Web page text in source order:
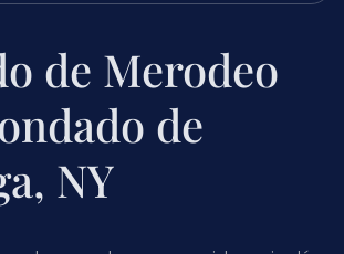
de Merodeo
de
NY